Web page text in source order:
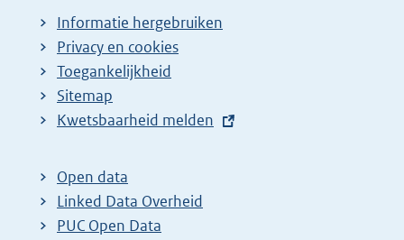
Informatie hergebruiken
Privacy en cookies
Toegankelijkheid
Sitemap
E
t
e
r
Kwetsbaarheid melden
Open data
Linked Data Overheid
PUC Open Data